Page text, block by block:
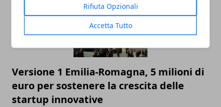
Rifiuta Opzionali
Accetta Tutto
Versione 1 Emilia-Romagna, 5 milioni di
euro per sostenere la crescita delle
startup innovative